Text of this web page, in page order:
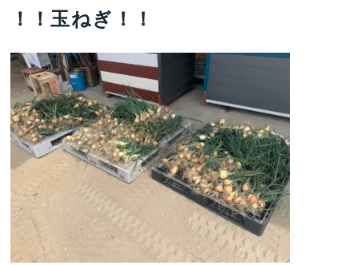
！！玉ねぎ！！